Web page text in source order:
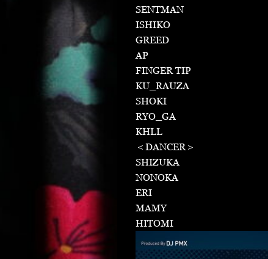
SENTMAN
ISHIKO
GREED
AP
FINGER TIP
KU_RAUZA
SHOKI
RYO_GA
KHLL
＜DANCER＞
SHIZUKA
NONOKA
ERI
MAMY
HITOMI